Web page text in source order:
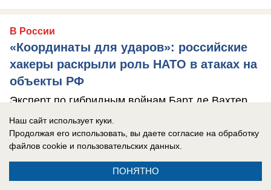
В России
«Координаты для ударов»: российские
хакеры раскрыли роль НАТО в атаках на
объекты РФ
Эксперт по гибридным войнам Барт де Вахтер
мог передавать СБУ данные о российских
энергобъектах.
Наш сайт использует куки.
Продолжая его использовать, вы даете согласие на обработку
файлов cookie и пользовательских данных.
ПОНЯТНО